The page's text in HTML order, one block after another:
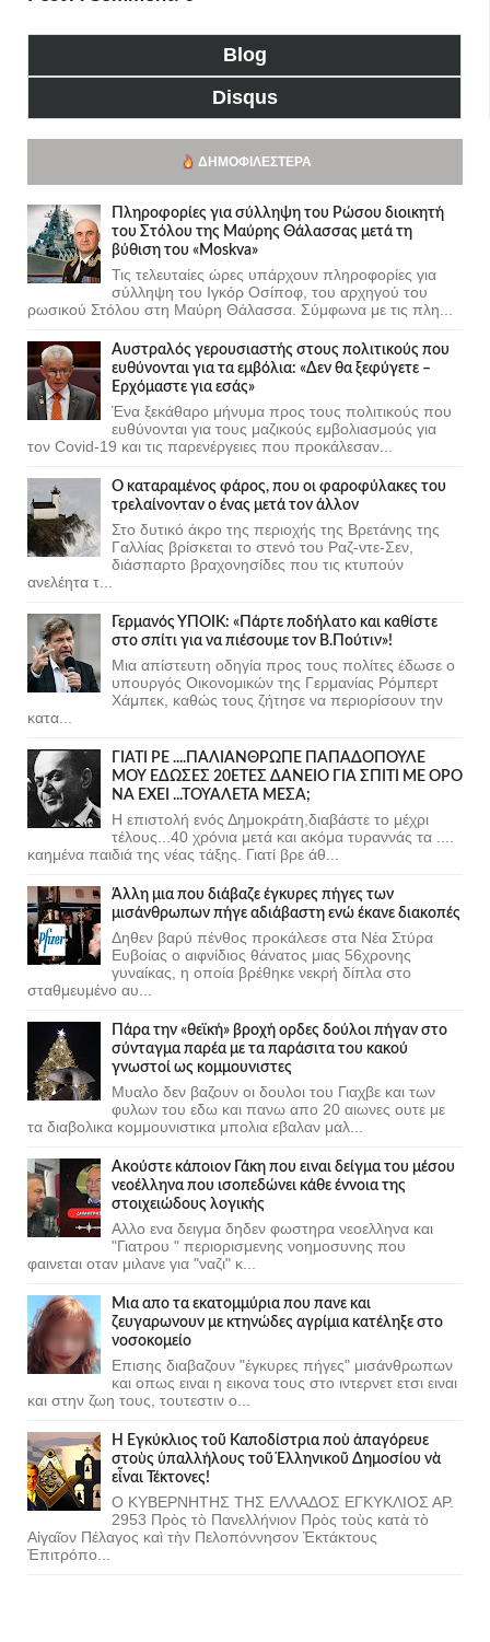
Blog
Disqus
ΔΗΜΟΦΙΛΈΣΤΕΡΑ
Πληροφορίες για σύλληψη του Ρώσου διοικητή
του Στόλου της Mαύρης Θάλασσας μετά τη
βύθιση του «Moskva»
Τις τελευταίες ώρες υπάρχουν πληροφορίες για
σύλληψη του Ιγκόρ Οσίποφ, του αρχηγού του
ρωσικού Στόλου στη Μαύρη Θάλασσα. Σύμφωνα με τις πλη...
Αυστραλός γερουσιαστής στους πολιτικούς που
ευθύνονται για τα εμβόλια: «Δεν θα ξεφύγετε –
Ερχόμαστε για εσάς»
Ένα ξεκάθαρο μήνυμα προς τους πολιτικούς που
ευθύνονται για τους μαζικούς εμβολιασμούς για
τον Covid-19 και τις παρενέργειες που προκάλεσαν...
Ο καταραμένος φάρος, που οι φαροφύλακες του
τρελαίνονταν ο ένας μετά τον άλλον
Στο δυτικό άκρο της περιοχής της Βρετάνης της
Γαλλίας βρίσκεται το στενό του Ραζ-ντε-Σεν,
διάσπαρτο βραχονησίδες που τις κτυπούν
ανελέητα τ...
Γερμανός ΥΠΟΙΚ: «Πάρτε ποδήλατο και καθίστε
στο σπίτι για να πιέσουμε τον Β.Πούτιν»!
Μια απίστευτη οδηγία προς τους πολίτες έδωσε ο
υπουργός Οικονομικών της Γερμανίας Ρόμπερτ
Χάμπεκ, καθώς τους ζήτησε να περιορίσουν την
κατα...
ΓΙΑΤΙ ΡΕ ....ΠΑΛΙΑΝΘΡΩΠΕ ΠΑΠΑΔΟΠΟΥΛΕ
ΜΟΥ ΕΔΩΣΕΣ 20ΕΤΕΣ ΔΑΝΕΙΟ ΓΙΑ ΣΠΙΤΙ ΜΕ ΟΡΟ
ΝΑ ΕΧΕΙ ...ΤΟΥΑΛΕΤΑ ΜΕΣΑ;
Η επιστολή ενός Δημοκράτη,διαβάστε το μέχρι
τέλους...40 χρόνια μετά και ακόμα τυραννάς τα ....
καημένα παιδιά της νέας τάξης. Γιατί βρε άθ...
Άλλη μια που διάβαζε έγκυρες πήγες των
μισάνθρωπων πήγε αδιάβαστη ενώ έκανε διακοπές
Δηθεν βαρύ πένθος προκάλεσε στα Νέα Στύρα
Ευβοίας ο αιφνίδιος θάνατος μιας 56χρονης
γυναίκας, η οποία βρέθηκε νεκρή δίπλα στο
σταθμευμένο αυ...
Πάρα την «θεϊκή» βροχή ορδες δούλοι πήγαν στο
σύνταγμα παρέα με τα παράσιτα του κακού
γνωστοί ως κομμουνιστες
Μυαλο δεν βαζουν οι δουλοι του Γιαχβε και των
φυλων του εδω και πανω απο 20 αιωνες ουτε με
τα διαβολικα κομμουνιστικα μπολια εβαλαν μαλ...
Ακούστε κάποιον Γάκη που ειναι δείγμα του μέσου
νεοέλληνα που ισοπεδώνει κάθε έννοια της
στοιχειώδους λογικής
Αλλο ενα δειγμα δηδεν φωστηρα νεοελληνα και
"Γιατρου " περιορισμενης νοημοσυνης που
φαινεται οταν μιλανε για "ναζι" κ...
Μια απο τα εκατομμύρια που πανε και
ζευγαρωνουν με κτηνώδες αγρίμια κατέληξε στο
νοσοκομείο
Επισης διαβαζουν "έγκυρες πήγες" μισάνθρωπων
και οπως ειναι η εικονα τους στο ιντερνετ ετσι ειναι
και στην ζωη τους, τουτεστιν ο...
Ἡ Ἐγκύκλιος τοῦ Καποδίστρια ποὺ ἀπαγόρευε
στοὺς ὑπαλλήλους τοῦ Ἑλληνικοῦ Δημοσίου νὰ
εἶναι Τέκτονες!
Ο ΚΥΒΕΡΝΗΤΗΣ ΤΗΣ ΕΛΛΑΔΟΣ ΕΓΚΥΚΛΙΟΣ ΑΡ.
2953 Πρὸς τὸ Πανελλήνιον Πρὸς τοὺς κατὰ τὸ
Αἰγαῖον Πέλαγος καὶ τὴν Πελοπόννησον Ἐκτάκτους
Ἐπιτρόπο...